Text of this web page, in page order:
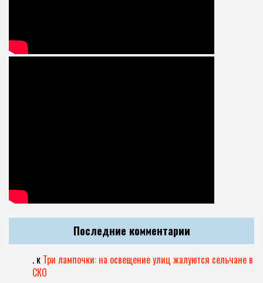
Последние комментарии
. к Три лампочки: на освещение улиц жалуются сельчане в
СКО